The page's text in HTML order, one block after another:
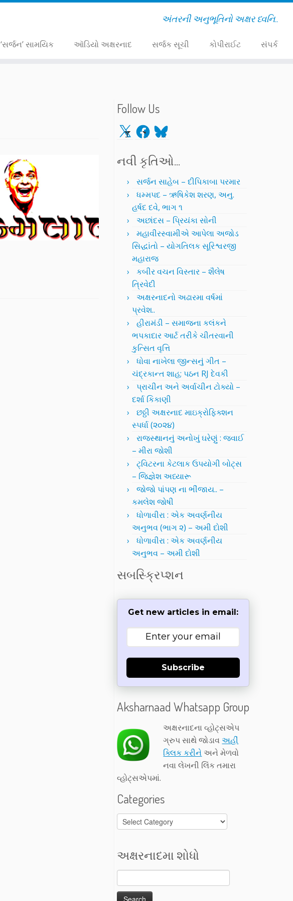
અંતરની અનુભૂતિનો અક્ષર ધ્વનિ..
‘સર્જન’ સામયિક ઑડિયો અક્ષરનાદ સર્જક સૂચી કોપીરાઈટ સંપર્ક
Follow Us
X Facebook
Bluesky
નવી કૃતિઓ…
સર્જન સાહેબ – દીપિકાબા પરમાર
ધમ્મપદ – ઋષિકેશ શરણ, અનુ.
હર્ષદ દવે, ભાગ ૧
અછાંદસ – પ્રિયંકા સોની
મહાવીરસ્વામીએ આપેલા અજોડ
સિદ્ધાંતો – યોગતિલક સૂરિશ્વરજી
મહારાજ
કબીર વચન વિસ્તાર – શૈલેષ
ત્રિવેદી
અક્ષરનાદનો અઢારમા વર્ષમાં
પ્રવેશ..
હીરામંડી – સમાજના કલંકને
ભપકાદાર આર્ટ તરીકે ચીતરવાની
કુત્સિત વૃત્તિ
ધોવા નાખેલા જીન્સનું ગીત –
ચંદ્રકાન્ત શાહ; પઠન RJ દેવકી
પ્રાચીન અને અર્વાચીન ટોક્યો –
દર્શા કિકાણી
છઠ્ઠી અક્ષરનાદ માઇક્રોફિક્શન
સ્પર્ધા (૨૦૨૪)
રાજસ્થાનનું અનોખું ઘરેણું : જવાઈ
– મીરા જોશી
ટ્વિટરના કેટલાક ઉપયોગી બોટ્સ
– જિજ્ઞેશ અધ્યારૂ
જોજો પાંપણ ના ભીંજાય.. –
કમલેશ જોષી
ધોળાવીરા : એક અવર્ણનીય
અનુભવ (ભાગ ૨) – અમી દોશી
ધોળાવીરા : એક અવર્ણનીય
અનુભવ – અમી દોશી
સબસ્ક્રિપ્શન
Get new articles in email:
Subscribe
Aksharnaad Whatsapp Group
અક્ષરનાદના વ્હોટ્સએપ
ગ્રુપ સાથે જોડાવઅહીં
ક્લિક કરીને અને મેળવો
નવા લેખની લિંક તમારા
વ્હોટ્સએપમાં.
Categories
Categories
અક્ષરનાદમા શોધો